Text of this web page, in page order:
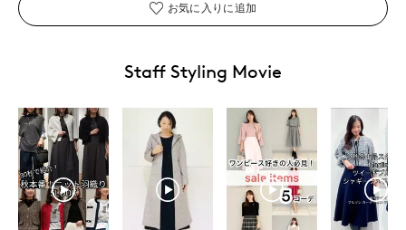
お気に入りに追加
Staff Styling Movie